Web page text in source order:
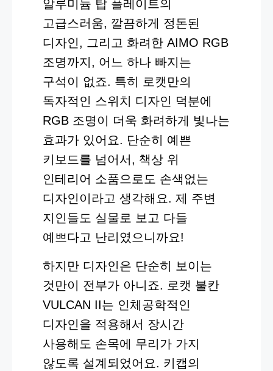
알루미늄 탑 플레이트의
고급스러움, 깔끔하게 정돈된
디자인, 그리고 화려한 AIMO RGB
조명까지, 어느 하나 빠지는
구석이 없죠. 특히 로캣만의
독자적인 스위치 디자인 덕분에
RGB 조명이 더욱 화려하게 빛나는
효과가 있어요. 단순히 예쁜
키보드를 넘어서, 책상 위
인테리어 소품으로도 손색없는
디자인이라고 생각해요. 제 주변
지인들도 실물로 보고 다들
예쁘다고 난리였으니까요!
하지만 디자인은 단순히 보이는
것만이 전부가 아니죠. 로캣 불칸
VULCAN II는 인체공학적인
디자인을 적용해서 장시간
사용해도 손목에 무리가 가지
않도록 설계되었어요. 키캡의